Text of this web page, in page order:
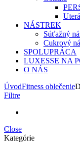
NÁSTREK
Súťažný
Cukrový
SPOLUPRÁCA
LUXESSE NA
O NÁS
ÚvodFitness oblečenie
Filtre
Close
Kategórie